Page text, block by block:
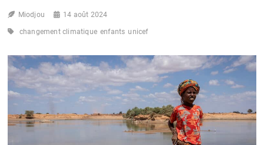
LA
DES
DE
NUTRITIONS
EN
AFRIQUE
Miodjou 14 août 2024
changement climatique enfants unicef